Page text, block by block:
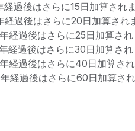
経過後はさらに15日加算されま
経過後はさらに20日加算され
経過後はさらに25日加算され
経過後はさらに30日加算され
経過後はさらに40日加算され
経過後はさらに60日加算され